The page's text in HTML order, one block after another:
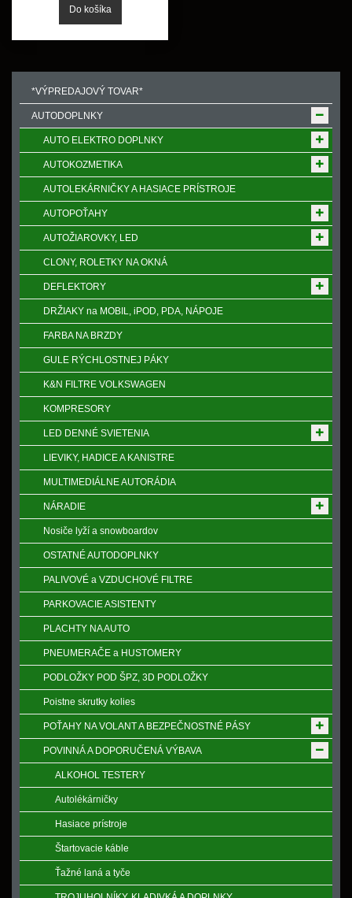
*VÝPREDAJOVÝ TOVAR*
AUTODOPLNKY
AUTO ELEKTRO DOPLNKY
AUTOKOZMETIKA
AUTOLEKÁRNIČKY A HASIACE PRÍSTROJE
AUTOPOŤAHY
AUTOŽIAROVKY, LED
CLONY, ROLETKY NA OKNÁ
DEFLEKTORY
DRŽIAKY na MOBIL, iPOD, PDA, NÁPOJE
FARBA NA BRZDY
GULE RÝCHLOSTNEJ PÁKY
K&N FILTRE VOLKSWAGEN
KOMPRESORY
LED DENNÉ SVIETENIA
LIEVIKY, HADICE A KANISTRE
MULTIMEDIÁLNE AUTORÁDIA
NÁRADIE
Nosiče lyží a snowboardov
OSTATNÉ AUTODOPLNKY
PALIVOVÉ a VZDUCHOVÉ FILTRE
PARKOVACIE ASISTENTY
PLACHTY NA AUTO
PNEUMERAČE a HUSTOMERY
PODLOŽKY POD ŠPZ, 3D PODLOŽKY
Poistne skrutky kolies
POŤAHY NA VOLANT A BEZPEČNOSTNÉ PÁSY
POVINNÁ A DOPORUČENÁ VÝBAVA
ALKOHOL TESTERY
Autolékárničky
Hasiace prístroje
Štartovacie káble
Ťažné laná a tyče